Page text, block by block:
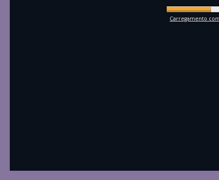
Carregamento